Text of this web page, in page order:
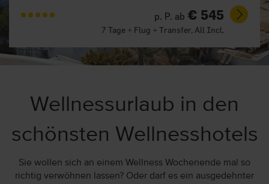
p. P. ab € 545
7 Tage + Flug + Transfer, All Incl.
Wellnessurlaub in den
schönsten Wellnesshotels
Sie wollen sich an einem Wellness Wochenende mal so
richtig verwöhnen lassen? Oder darf es ein ausgedehnter